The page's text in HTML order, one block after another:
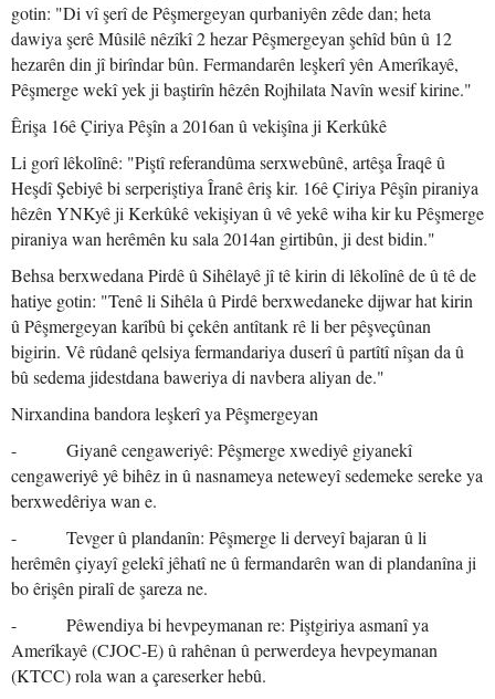
gotin: "Di vî şerî de Pêşmergeyan qurbaniyên zêde dan; heta
dawiya şerê Mûsilê nêzîkî 2 hezar Pêşmergeyan şehîd bûn û 12
hezarên din jî birîndar bûn. Fermandarên leşkerî yên Amerîkayê,
Pêşmerge wekî yek ji baştirîn hêzên Rojhilata Navîn wesif kirine."
Êrişa 16ê Çiriya Pêşîn a 2016an û vekişîna ji Kerkûkê
Li gorî lêkolînê: "Piştî referandûma serxwebûnê, artêşa Îraqê û
Heşdî Şebiyê bi serperiştiya Îranê êriş kir. 16ê Çiriya Pêşîn piraniya
hêzên YNKyê ji Kerkûkê vekişiyan û vê yekê wiha kir ku Pêşmerge
piraniya wan herêmên ku sala 2014an girtibûn, ji dest bidin."
Behsa berxwedana Pirdê û Sihêlayê jî tê kirin di lêkolînê de û tê de
hatiye gotin: "Tenê li Sihêla û Pirdê berxwedaneke dijwar hat kirin
û Pêşmergeyan karîbû bi çekên antîtank rê li ber pêşveçûnan
bigirin. Vê rûdanê qelsiya fermandariya duserî û partîtî nîşan da û
bû sedema jidestdana baweriya di navbera aliyan de."
Nirxandina bandora leşkerî ya Pêşmergeyan
- Giyanê cengaweriyê: Pêşmerge xwediyê giyanekî
cengaweriyê yê bihêz in û nasnameya neteweyî sedemeke sereke ya
berxwedêriya wan e.
- Tevger û plandanîn: Pêşmerge li derveyî bajaran û li
herêmên çiyayî gelekî jêhatî ne û fermandarên wan di plandanîna ji
bo êrişên piralî de şareza ne.
- Pêwendiya bi hevpeymanan re: Piştgiriya asmanî ya
Amerîkayê (CJOC-E) û rahênan û perwerdeya hevpeymanan
(KTCC) rola wan a çareserker hebû.